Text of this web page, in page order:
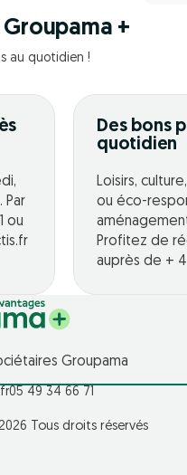
+
au quotidien !
Par
ou
Des bons
quotidien
Loisirs,
ou éco-
Profitez de
auprès de +
Groupama
05 49 34 66 71
Tous droits réservés